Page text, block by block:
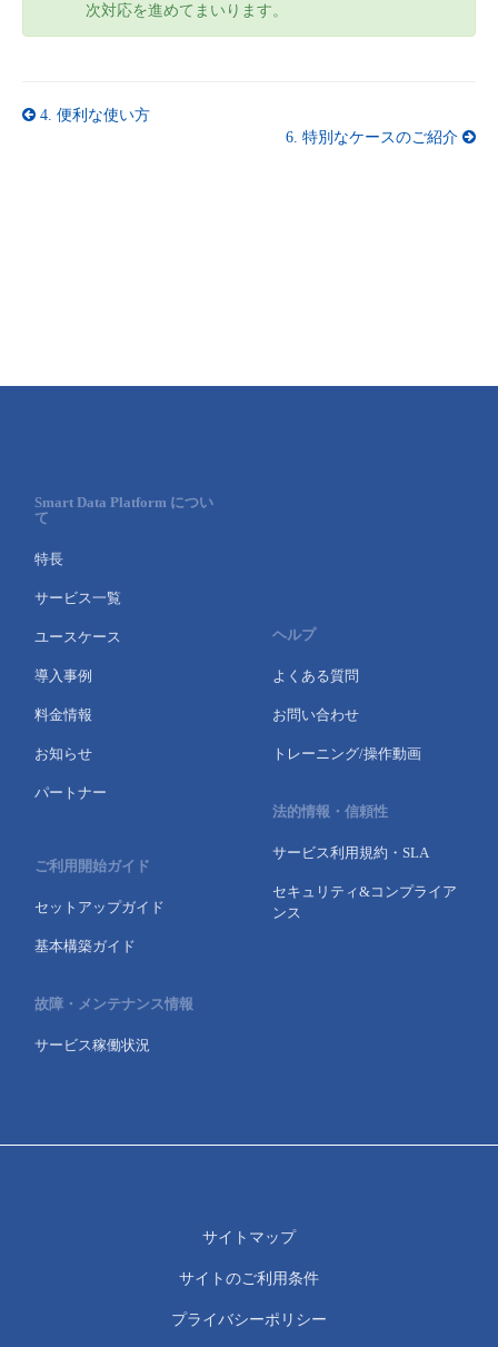
すべてのメニューを見る
サポート
すべてのメニューを見る
- 登録情報の管理
- vUTM2
定期メンテナンス
協業パートナー
次対応を進めてまいります。
4. 便利な使い方
6. 特別なケースのご紹介
Smart Data Platform につい
て
特長
サービス一覧
ユースケース
導入事例
料金情報
お知らせ
パートナー
ご利用開始ガイド
セットアップガイド
基本構築ガイド
故障・メンテナンス情報
サービス稼働状況
ヘルプ
よくある質問
お問い合わせ
トレーニング/操作動画
法的情報・信頼性
サービス利用規約・SLA
セキュリティ&コンプライア
ンス
サイトマップ
サイトのご利用条件
プライバシーポリシー